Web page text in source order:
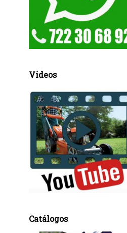
Videos
Catálogos